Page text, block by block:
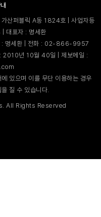
산퍼블릭 A동 1824호 | 사업자등
표자 : 명세환
: 명세환 | 전화 : 02-866-9957
2010년 10월 40일 | 제보메일 :
있으며 이를 무단 이용하는 경우
질 수 있습니다.
All Rights Reserved